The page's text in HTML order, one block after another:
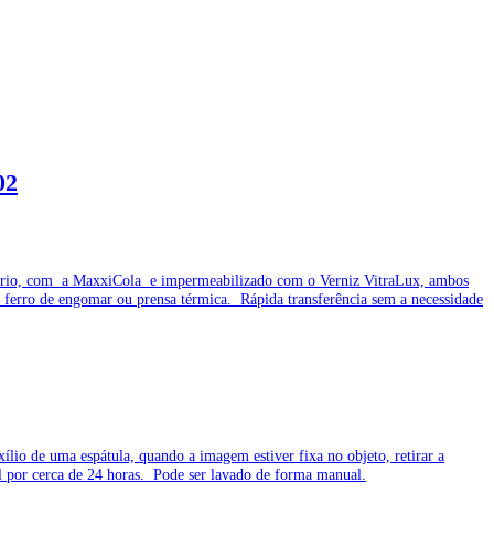
com a MaxxiCola e impermeabilizado com o Verniz VitraLux, ambos
de engomar ou prensa térmica. Rápida transferência sem a necessidade
de uma espátula, quando a imagem estiver fixa no objeto, retirar a
cerca de 24 horas. Pode ser lavado de forma manual.